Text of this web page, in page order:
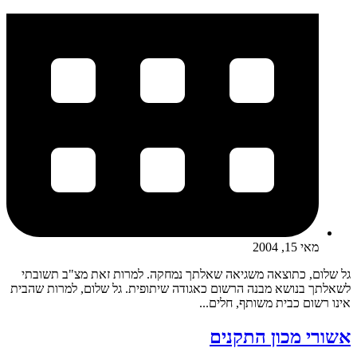
מאי 15, 2004
גל שלום, כתוצאה משגיאה שאלתך נמחקה. למרות זאת מצ"ב תשובתי
לשאלתך בנושא מבנה הרשום כאגודה שיתופית. גל שלום, למרות שהבית
אינו רשום כבית משותף, חלים...
אשורי מכון התקנים